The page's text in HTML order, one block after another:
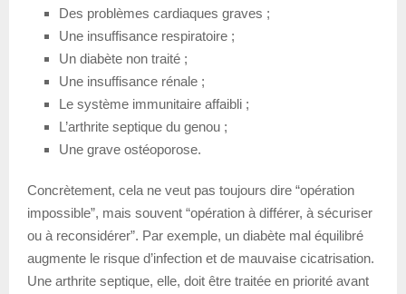
Des problèmes cardiaques graves ;
Une insuffisance respiratoire ;
Un diabète non traité ;
Une insuffisance rénale ;
Le système immunitaire affaibli ;
L’arthrite septique du genou ;
Une grave ostéoporose.
Concrètement, cela ne veut pas toujours dire “opération
impossible”, mais souvent “opération à différer, à sécuriser
ou à reconsidérer”. Par exemple, un diabète mal équilibré
augmente le risque d’infection et de mauvaise cicatrisation.
Une arthrite septique, elle, doit être traitée en priorité avant